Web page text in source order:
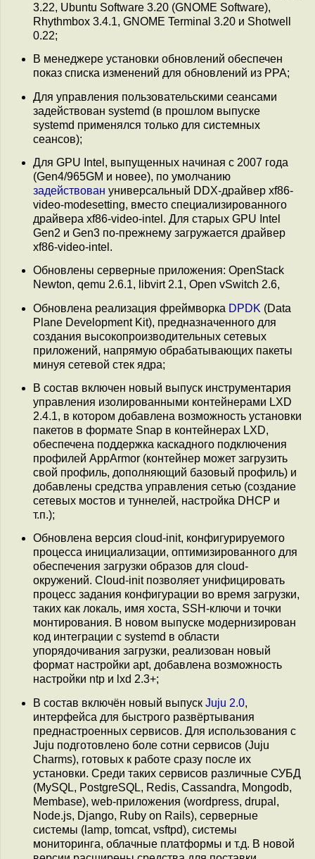
3.22, Ubuntu Software 3.20 (GNOME Software),
Rhythmbox 3.4.1, GNOME Terminal 3.20 и Shotwell
0.22;
В менеджере установки обновлений обеспечен
показ списка изменений для обновлений из PPA;
Для управления пользовательскими сеансами
задействован systemd (в прошлом выпуске
systemd применялся только для системных
сеансов);
Для GPU Intel, выпущенных начиная с 2007 года
(Gen4/965GM и новее), по умолчанию
задействован универсальный DDX-драйвер xf86-
video-modesetting, вместо специализированного
драйвера xf86-video-intel. Для старых GPU Intel
Gen2 и Gen3 по-прежнему загружается драйвер
xf86-video-intel.
Обновлены серверные приложения: OpenStack
Newton, qemu 2.6.1, libvirt 2.1, Open vSwitch 2.6,
Обновлена реализация фреймворка DPDK (Data
Plane Development Kit), предназначенного для
создания высокопроизводительных сетевых
приложений, напрямую обрабатывающих пакеты
минуя сетевой стек ядра;
В состав включен новый выпуск инструментария
управления изолированными контейнерами LXD
2.4.1, в котором добавлена возможность установки
пакетов в формате Snap в контейнерах LXD,
обеспечена поддержка каскадного подключения
профилей AppArmor (контейнер может загрузить
свой профиль, дополняющий базовый профиль) и
добавлены средства управления сетью (создание
сетевых мостов и туннелей, настройка DHCP и
т.п.);
Обновлена версия cloud-init, конфигурируемого
процесса инициализации, оптимизированного для
обеспечения загрузки образов для cloud-
окружений. Cloud-init позволяет унифицировать
процесс задания конфигурации во время загрузки,
таких как локаль, имя хоста, SSH-ключи и точки
монтирования. В новом выпуске модернизирован
код интеграции с systemd в области
упорядочивания загрузки, реализован новый
формат настройки apt, добавлена возможность
настройки ntp и lxd 2.3+;
В состав включён новый выпуск Juju 2.0,
интерфейса для быстрого развёртывания
преднастроенных сервисов. Для использования с
Juju подготовлено боле сотни сервисов (Juju
Charms), готовых к работе сразу после их
установки. Среди таких сервисов различные СУБД
(MySQL, PostgreSQL, Redis, Cassandra, Mongodb,
Membase), web-приложения (wordpress, drupal,
Node.js, Django, Ruby on Rails), серверные
системы (lamp, tomcat, vsftpd), системы
мониторинга, облачные платформы и т.д. В новой